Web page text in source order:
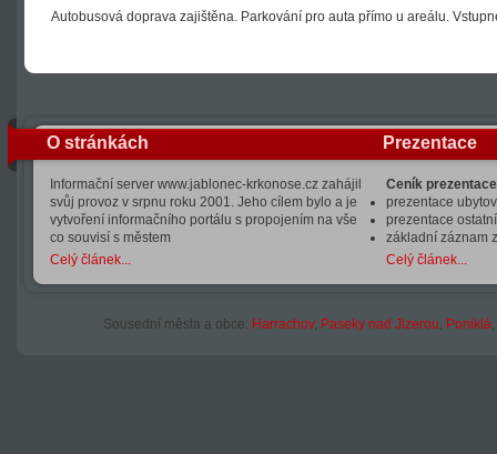
Autobusová doprava zajištěna. Parkování pro auta přímo u areálu.
O stránkách
Informační server www.jablonec-krkonose.cz zahájil
svůj provoz v srpnu roku 2001. Jeho cílem bylo a je
vytvoření informačního portálu s propojením na vše
co souvisí s městem
Celý článek...
Prezentace
Ceník
prezentace
prezentace
základní záznam
Celý článek...
Sousední města a obce: Harrachov, Paseky nad Jizerou, Poniklá,